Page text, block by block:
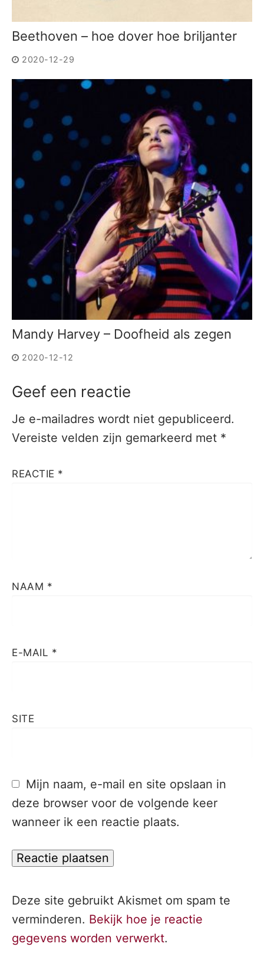
Beethoven – hoe dover hoe briljanter
2020-12-29
Mandy Harvey – Doofheid als zegen
2020-12-12
Geef een reactie
Je e-mailadres wordt niet gepubliceerd.
Vereiste velden zijn gemarkeerd met *
REACTIE *
NAAM *
E-MAIL *
SITE
Mijn naam, e-mail en site opslaan in
deze browser voor de volgende keer
wanneer ik een reactie plaats.
Deze site gebruikt Akismet om spam te
verminderen. Bekijk hoe je reactie
gegevens worden verwerkt.